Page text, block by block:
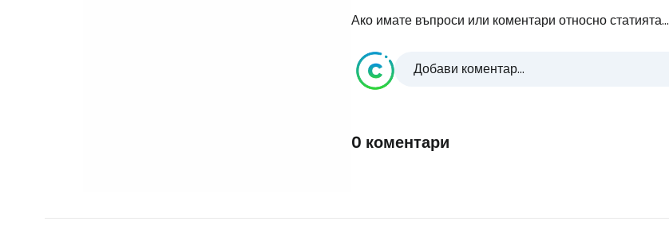
Ако имате въпроси или коментари относно статията...
Добави коментар...
0 коментари